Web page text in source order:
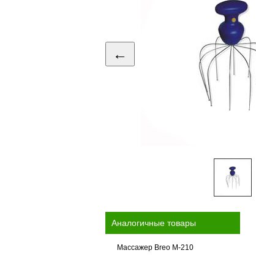
←
Аналогичные товары
Массажер Breo M-210